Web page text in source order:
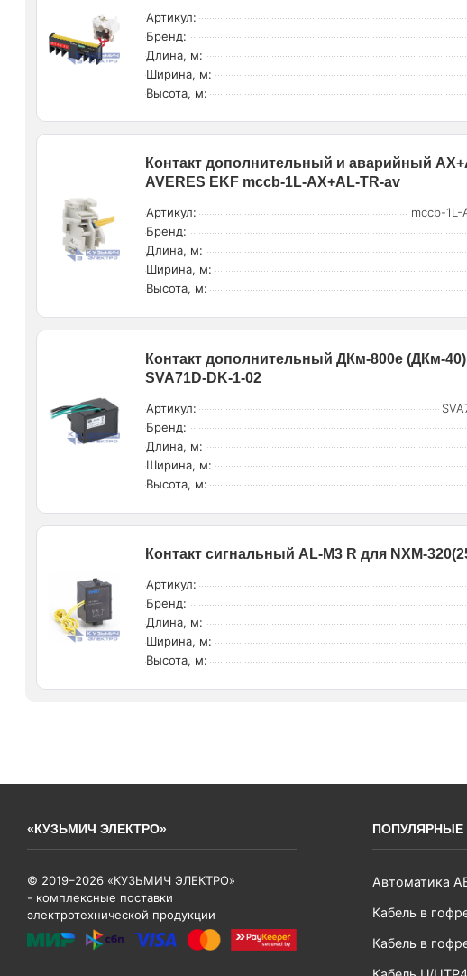
Артикул:
Бренд:
Длина, м:
Ширина, м:
Высота, м:
Контакт дополнительный и аварийный
AVERES EKF mccb-1L-AX+AL-TR-av
Артикул:
mccb-1L-
Бренд:
Длина, м:
Ширина, м:
Высота, м:
Контакт дополнительный ДКм-800е (ДКм-
SVA71D-DK-1-02
Артикул:
Бренд:
Длина, м:
Ширина, м:
Высота, м:
Контакт сигнальный AL-M3 R для NXM-
Артикул:
Бренд:
Длина, м:
Ширина, м:
Высота, м:
«КУЗЬМИЧ ЭЛЕКТРО»
© 2019–2026 «КУЗЬМИЧ ЭЛЕКТРО»
- комплексные поставки
электротехнической продукции
ПОПУЛЯРНЫЕ
Автоматика
Кабель в
Кабель в